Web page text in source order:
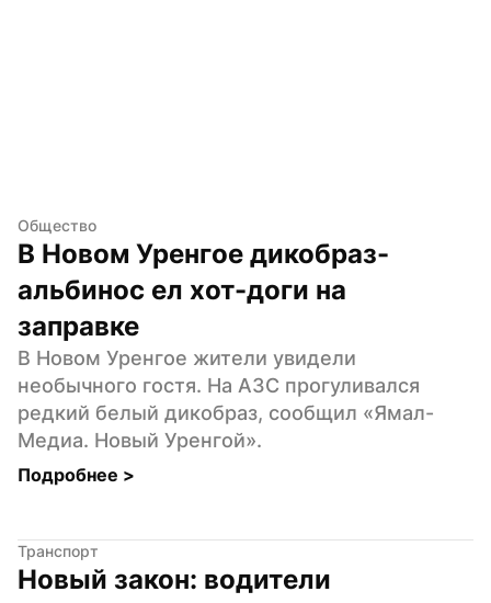
Общество
В Новом Уренгое дикобраз-
альбинос ел хот-доги на
заправке
В Новом Уренгое жители увидели
необычного гостя. На АЗС прогуливался
редкий белый дикобраз, сообщил «Ямал-
Медиа. Новый Уренгой».
Подробнее >
Транспорт
Новый закон: водители